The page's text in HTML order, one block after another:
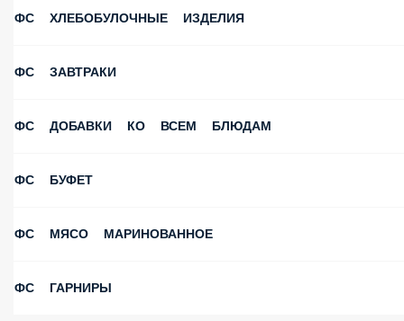
ФС ХЛЕБОБУЛОЧНЫЕ ИЗДЕЛИЯ
ФС ЗАВТРАКИ
ФС ДОБАВКИ КО ВСЕМ БЛЮДАМ
ФС БУФЕТ
ФС МЯСО МАРИНОВАННОЕ
ФС ГАРНИРЫ